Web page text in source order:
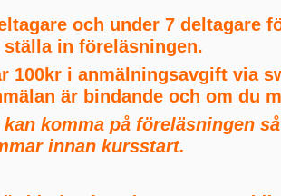
och under 7 deltagare
in föreläsningen.
100kr i anmälningsavgift via
är bindande och om du
komma på föreläsningen
innan kursstart.